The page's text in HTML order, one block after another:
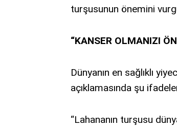
turşusunun önemini
“KANSER OLMANIZI
Dünyanın en sağlıklı
açıklamasında şu
“Lahananın turşusu